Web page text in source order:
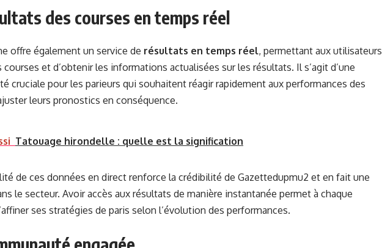
des courses en temps réel
offre également un service de résultats en temps réel, permettant aux utilisateurs
courses et d’obtenir les informations actualisées sur les résultats. Il s’agit d’une
cruciale pour les parieurs qui souhaitent réagir rapidement aux performances des
leurs pronostics en conséquence.
Tatouage hirondelle : quelle est la signification
de ces données en direct renforce la crédibilité de Gazettedupmu2 et en fait une
le secteur. Avoir accès aux résultats de manière instantanée permet à chaque
ses stratégies de paris selon l’évolution des performances.